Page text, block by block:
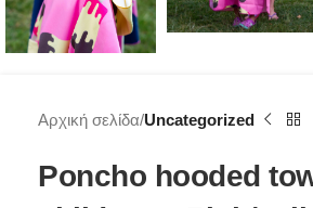
Αρχική σελίδα Uncategorized
Poncho hooded